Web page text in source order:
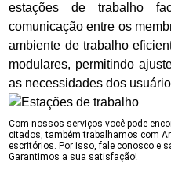
estações de trabalho
comunicação entre os
ambiente de trabalho
modulares, permitindo
as necessidades dos
Com nossos serviços você pode
citados, também trabalhamos com
escritórios. Por isso, fale conosco e
Garantimos a sua satisfação!